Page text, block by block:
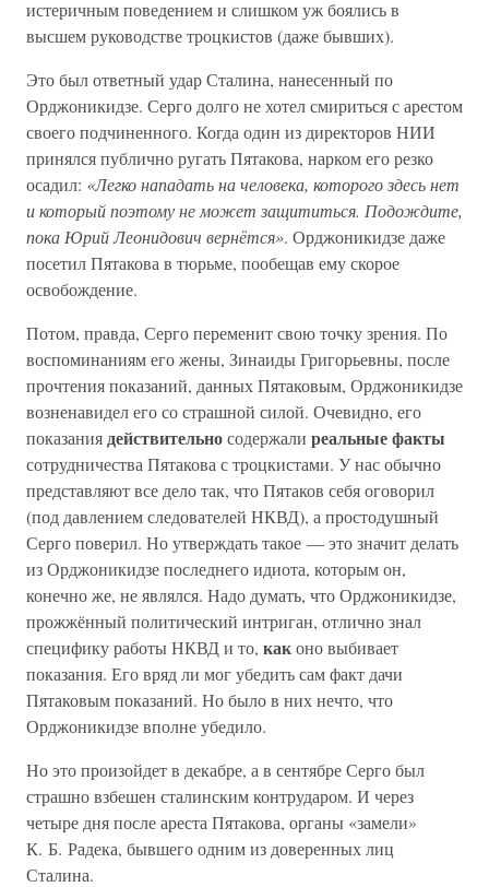
истеричным поведением и слишком уж боялись в
высшем руководстве троцкистов (даже бывших).
Это был ответный удар Сталина, нанесенный по
Орджоникидзе. Серго долго не хотел смириться с арестом
своего подчиненного. Когда один из директоров НИИ
принялся публично ругать Пятакова, нарком его резко
осадил: «Легко нападать на человека, которого здесь нет
и который поэтому не может защититься. Подождите,
пока Юрий Леонидович вернётся». Орджоникидзе даже
посетил Пятакова в тюрьме, пообещав ему скорое
освобождение.
Потом, правда, Серго переменит свою точку зрения. По
воспоминаниям его жены, Зинаиды Григорьевны, после
прочтения показаний, данных Пятаковым, Орджоникидзе
возненавидел его со страшной силой. Очевидно, его
показаниядействительносодержали реальные факты
сотрудничества Пятакова с троцкистами. У нас обычно
представляют все дело так, что Пятаков себя оговорил
(под давлением следователей НКВД), а простодушный
Серго поверил. Но утверждать такое — это значит делать
из Орджоникидзе последнего идиота, которым он,
конечно же, не являлся. Надо думать, что Орджоникидзе,
прожжённый политический интриган, отлично знал
специфику работы НКВД и то, каконо выбивает
показания. Его вряд ли мог убедить сам факт дачи
Пятаковым показаний. Но было в них нечто, что
Орджоникидзе вполне убедило.
Но это произойдет в декабре, а в сентябре Серго был
страшно взбешен сталинским контрударом. И через
четыре дня после ареста Пятакова, органы «замели»
К. Б. Радека, бывшего одним из доверенных лиц
Сталина.